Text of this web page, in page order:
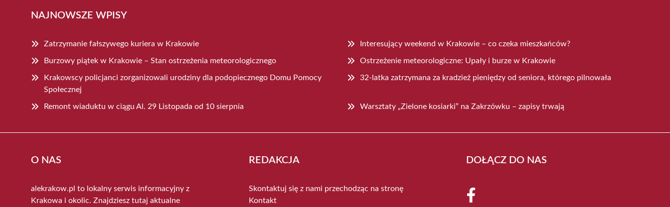
NAJNOWSZE WPISY
Zatrzymanie fałszywego kuriera w Krakowie Interesujący weekend w Krakowie – co czeka mieszkańców?
Burzowy piątek w Krakowie – Stan ostrzeżenia meteorologicznego Ostrzeżenie meteorologiczne: Upały i burze w Krakowie
Krakowscy policjanci zorganizowali urodziny dla podopiecznego Domu Pomocy
Społecznej
32-latka zatrzymana za kradzież pieniędzy od seniora, którego pilnowała
Remont wiaduktu w ciągu Al. 29 Listopada od 10 sierpnia Warsztaty „Zielone kosiarki” na Zakrzówku – zapisy trwają
O NAS
alekrakow.pl to lokalny serwis informacyjny z
Krakowa i okolic. Znajdziesz tutaj aktualne
REDAKCJA
Skontaktuj się z nami przechodząc na stronę
Kontakt
DOŁĄCZ DO NAS